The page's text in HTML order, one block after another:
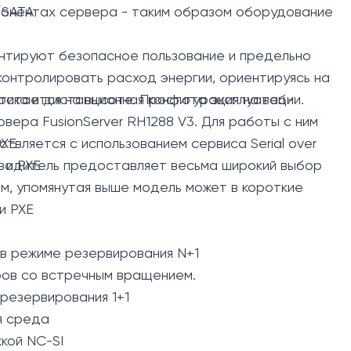
сервера - таким образом оборудование
безопасное пользование и предельно
расход энергии, ориентируясь на
на высоте. Простота эксплуатации.
FusionServer RH1288 V3. Для работы с ним
с использованием сервиса Serial over
предоставляет весьма широкий выбор
упомянутая выше модель может в короткие
и дистанционная конфигурация на веб-
PXE
PXE
режиме резервирования N+1
со встречным вращением.
1+1
среда
NC-SI